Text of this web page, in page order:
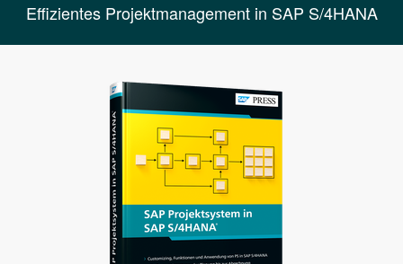
Effizientes Projektmanagement in SAP S/4HANA